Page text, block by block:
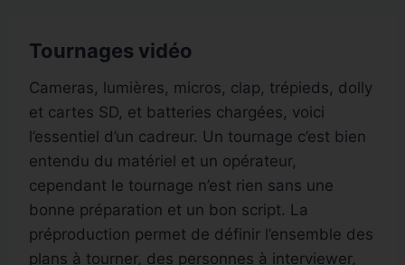
Tournages vidéo
Cameras, lumières, micros, clap, trépieds, dolly
et cartes SD, et batteries chargées, voici
l’essentiel d’un cadreur. Un tournage c’est bien
entendu du matériel et un opérateur,
cependant le tournage n’est rien sans une
bonne préparation et un bon script. La
préproduction permet de définir l’ensemble des
plans à tourner, des personnes à interviewer,